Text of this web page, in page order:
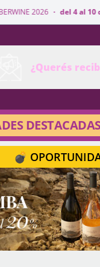
4 al 10 de agosto ·
¿Querés
💣